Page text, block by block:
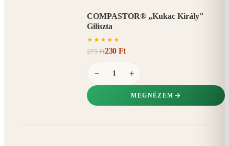
COMPASTOR® „Kukac Király"
Giliszta
★ ★ ★ ★ ★
275 Ft230 Ft
− +
MEGNÉZEM